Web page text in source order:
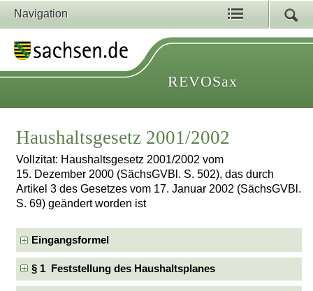
Navigation
REVOSax
Haushaltsgesetz 2001/2002
Vollzitat: Haushaltsgesetz 2001/2002 vom
15. Dezember 2000 (SächsGVBl. S. 502), das durch
Artikel 3 des Gesetzes vom 17. Januar 2002 (SächsGVBl.
S. 69) geändert worden ist
Eingangsformel
§ 1 Feststellung des Haushaltsplanes